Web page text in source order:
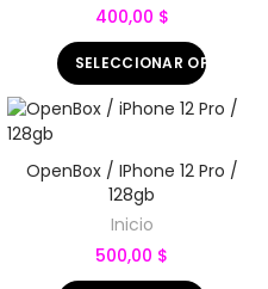
400,00 $
SELECCIONAR OPCIONES
OpenBox / IPhone 12 Pro /
128gb
Inicio
500,00 $